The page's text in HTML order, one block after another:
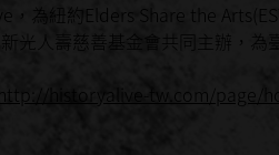
，為紐約Elders Share the
光人壽慈善基金會共同主辦，為
http://historyalive-tw.com/page/